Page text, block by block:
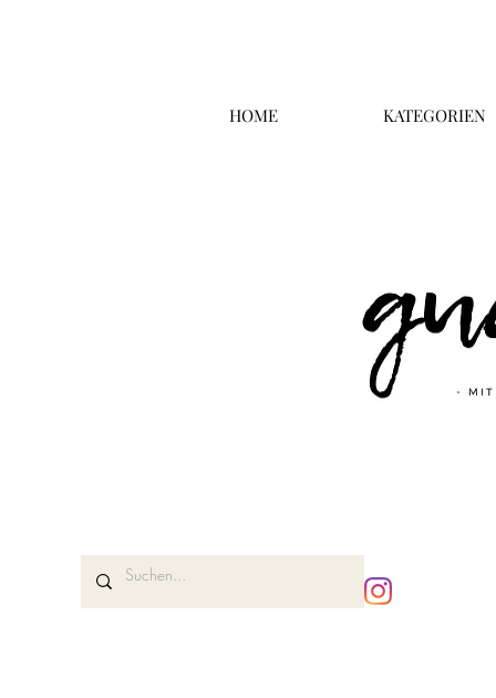
HOME KATEGORIEN
Überschrift 2
Business